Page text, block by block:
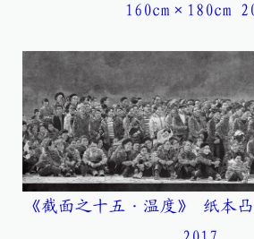
160cm×180cm
《截面之十五·温度》 纸本